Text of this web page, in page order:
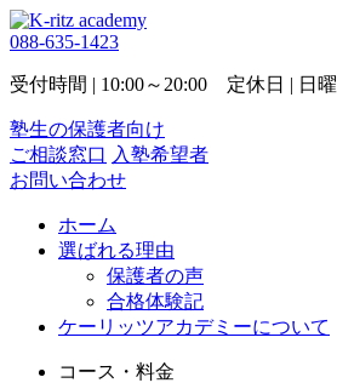
088-635-1423
受付時間 | 10:00～20:00 定休日 | 日曜
塾生の保護者向け
ご相談窓口 入塾希望者
お問い合わせ
ホーム
選ばれる理由
保護者の声
合格体験記
ケーリッツアカデミーについて
コース・料金